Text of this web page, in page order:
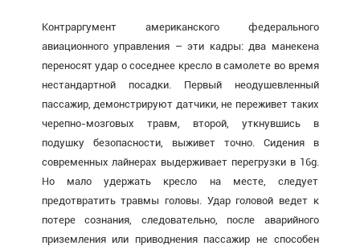
Контраргумент американского федерального
авиационного управления – эти кадры: два манекена
переносят удар о соседнее кресло в самолете во время
нестандартной посадки. Первый неодушевленный
пассажир, демонстрируют датчики, не переживет таких
черепно-мозговых травм, второй, уткнувшись в
подушку безопасности, выживет точно. Сидения в
современных лайнерах выдерживает перегрузки в 16g.
Но мало удержать кресло на месте, следует
предотвратить травмы головы. Удар головой ведет к
потере сознания, следовательно, после аварийного
приземления или приводнения пассажир не способен